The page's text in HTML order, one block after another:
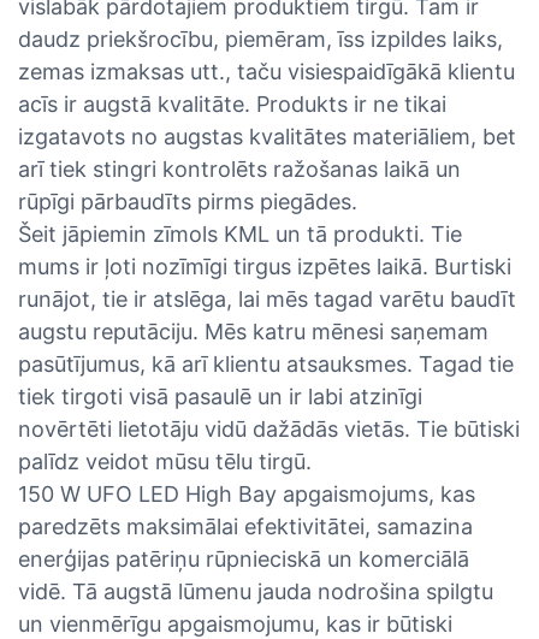
vislabāk pārdotajiem produktiem tirgū. Tam ir
daudz priekšrocību, piemēram, īss izpildes laiks,
zemas izmaksas utt., taču visiespaidīgākā klientu
acīs ir augstā kvalitāte. Produkts ir ne tikai
izgatavots no augstas kvalitātes materiāliem, bet
arī tiek stingri kontrolēts ražošanas laikā un
rūpīgi pārbaudīts pirms piegādes.
Šeit jāpiemin zīmols KML un tā produkti. Tie
mums ir ļoti nozīmīgi tirgus izpētes laikā. Burtiski
runājot, tie ir atslēga, lai mēs tagad varētu baudīt
augstu reputāciju. Mēs katru mēnesi saņemam
pasūtījumus, kā arī klientu atsauksmes. Tagad tie
tiek tirgoti visā pasaulē un ir labi atzinīgi
novērtēti lietotāju vidū dažādās vietās. Tie būtiski
palīdz veidot mūsu tēlu tirgū.
150 W UFO LED High Bay apgaismojums, kas
paredzēts maksimālai efektivitātei, samazina
enerģijas patēriņu rūpnieciskā un komerciālā
vidē. Tā augstā lūmenu jauda nodrošina spilgtu
un vienmērīgu apgaismojumu, kas ir būtiski